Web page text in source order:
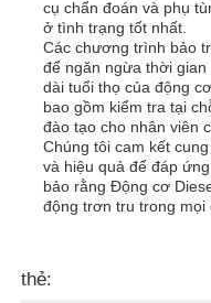
cụ chẩn đoán và phụ
ở tình trạng tốt nhất.
Các chương trình bảo
để ngăn ngừa thời
dài tuổi thọ của động
bao gồm kiểm tra tại
đào tạo cho nhân viên
Chúng tôi cam kết
và hiệu quả để đáp
bảo rằng Động cơ
động trơn tru trong mọi
thẻ: